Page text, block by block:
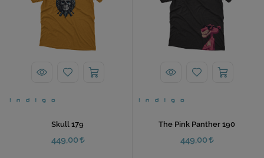
Skull 179
449,00
The Pink Panther 190
449,00